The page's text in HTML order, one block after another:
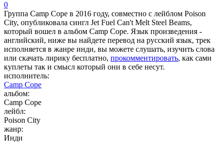
0
Группа Camp Cope в 2016 году, совместно с лейблом Poison
City, опубликовала сингл Jet Fuel Can't Melt Steel Beams,
который вошел в альбом Camp Cope. Язык произведения -
английский, ниже вы найдете перевод на русский язык, трек
исполняется в жанре инди, вы можете слушать, изучить слова
или скачать лирику бесплатно, прокомментировать, как сами
куплеты так и смысл который они в себе несут.
исполнитель:
Camp Cope
альбом:
Camp Cope
лейбл:
Poison City
жанр:
Инди